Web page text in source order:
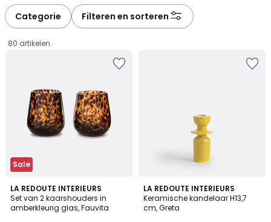
Categorie Filteren en sorteren
80 artikelen
Sale
LA REDOUTE INTERIEURS
Set van 2 kaarshouders in
amberkleurig glas, Fauvita
5
/
5
LA REDOUTE INTERIEURS
Keramische kandelaar H13,7
cm, Greta
4,3
/ 5
7
Kleuren